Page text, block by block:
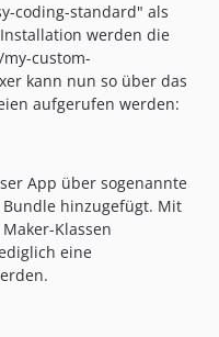
coding-standard" als
werden die
custom-
kann nun so über das
aufgerufen werden:
App über sogenannte
hinzugefügt. Mit
Klassen
eine